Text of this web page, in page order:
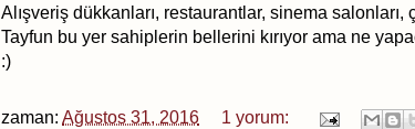
Alışveriş dükkanları, restaurantlar, sinema salonları,
Tayfun bu yer sahiplerin bellerini kırıyor ama ne
:)
zaman: Ağustos 31, 2016
1 yorum: